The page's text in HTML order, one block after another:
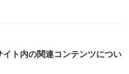
ト内の関連コンテンツについ